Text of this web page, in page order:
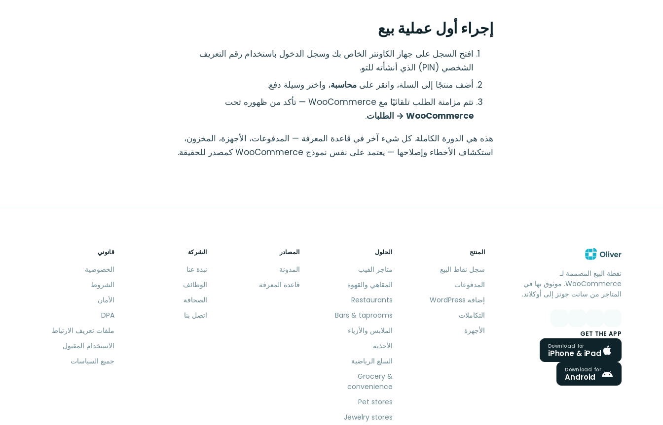
إجراء أول عملية بيع
افتح السجل على جهاز الكاونتر الخاص بك وسجل الدخول باستخدام رقم التعريف
الشخصي (PIN) الذي أنشأته للتو.
أضف منتجًا إلى السلة، وانقر على محاسبة، واختر وسيلة دفع.
تتم مزامنة الطلب تلقائيًا مع WooCommerce — تأكد من ظهوره تحت
WooCommerce → الطلبات
.
هذه هي الدورة الكاملة. كل شيء آخر في قاعدة المعرفة — المدفوعات، الأجهزة، المخزون،
استكشاف الأخطاء وإصلاحها — يعتمد على نفس نموذج WooCommerce كمصدر للحقيقة.
نقطة البيع المصممة لـ
WooCommerce. موثوق بها في
المتاجر من سانت جونز إلى أوكلاند.
GET THE APP
Download for
iPhone & iPad
Download for
Android
المنتج
سجل نقاط البيع
المدفوعات
إضافة WordPress
التكاملات
الأجهزة
الحلول
متاجر الفيب
المقاهي والقهوة
Restaurants
Bars & taprooms
الملابس والأزياء
الأحذية
السلع الرياضية
Grocery &
convenience
Pet stores
Jewelry stores
المصادر
المدونة
قاعدة المعرفة
الشركة
نبذة عنا
الوظائف
الصحافة
اتصل بنا
قانوني
الخصوصية
الشروط
الأمان
DPA
ملفات تعريف الارتباط
الاستخدام المقبول
جميع السياسات